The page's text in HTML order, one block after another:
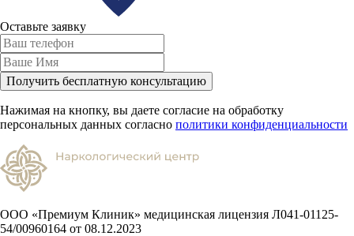
Оставьте заявку
Получить бесплатную консультацию
Нажимая на кнопку, вы даете согласие на обработку
персональных данных согласно политики конфиденциальности
ООО «Премиум Клиник» медицинская лицензия Л041-01125-
54/00960164 от 08.12.2023